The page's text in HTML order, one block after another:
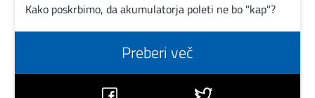
Kako poskrbimo, da akumulatorja poleti ne bo "kap"?
Preberi več